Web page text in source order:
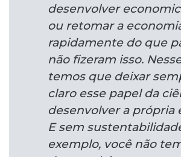
desenvolver
ou retomar a
rapidamente do que
não fizeram isso.
temos que deixar
claro esse papel da
desenvolver a própria
E sem
exemplo, você não